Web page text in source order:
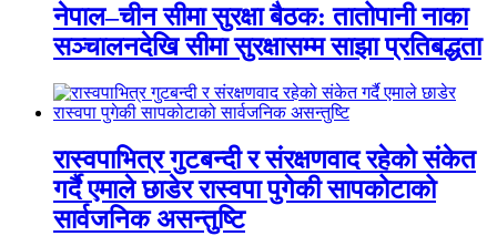
नेपाल–चीन सीमा सुरक्षा बैठक: तातोपानी नाका
सञ्चालनदेखि सीमा सुरक्षासम्म साझा प्रतिबद्धता
रास्वपाभित्र गुटबन्दी र संरक्षणवाद रहेको संकेत
गर्दै एमाले छाडेर रास्वपा पुगेकी सापकोटाको
सार्वजनिक असन्तुष्टि